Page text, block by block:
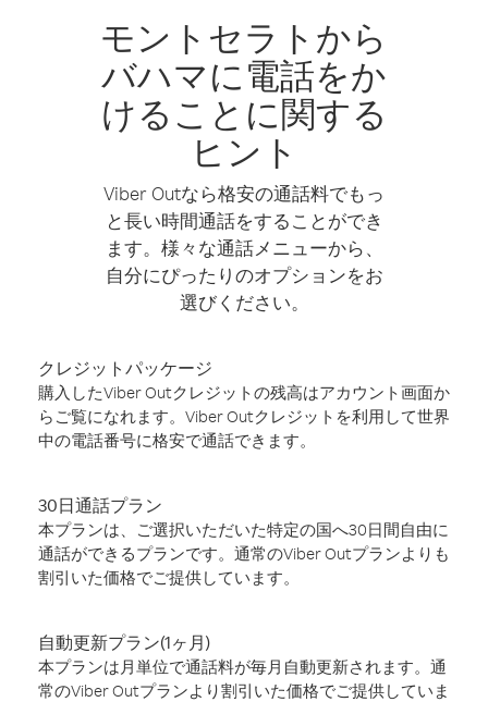
モントセラトから
バハマに電話をか
けることに関する
ヒント
Viber Outなら格安の通話料でもっ
と長い時間通話をすることができ
ます。様々な通話メニューから、
自分にぴったりのオプションをお
選びください。
クレジットパッケージ
購入したViber Outクレジットの残高はアカウント画面か
らご覧になれます。Viber Outクレジットを利用して世界
中の電話番号に格安で通話できます。
30日通話プラン
本プランは、ご選択いただいた特定の国へ30日間自由に
通話ができるプランです。通常のViber Outプランよりも
割引いた価格でご提供しています。
自動更新プラン(1ヶ月)
本プランは月単位で通話料が毎月自動更新されます。通
常のViber Outプランより割引いた価格でご提供していま